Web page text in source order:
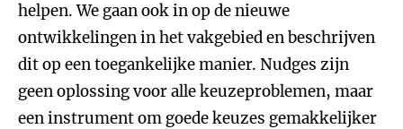
helpen. We gaan ook in op de nieuwe
ontwikkelingen in het vakgebied en beschrijven
dit op een toegankelijke manier. Nudges zijn
geen oplossing voor alle keuzeproblemen, maar
een instrument om goede keuzes gemakkelijker